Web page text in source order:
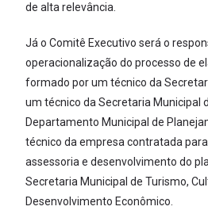
de alta relevância.
Já o Comitê Executivo será o
operacionalização do processo de
formado por um técnico da
um técnico da Secretaria Municipal
Departamento Municipal de
técnico da empresa contratada
assessoria e desenvolvimento do
Secretaria Municipal de Turismo,
Desenvolvimento Econômico.